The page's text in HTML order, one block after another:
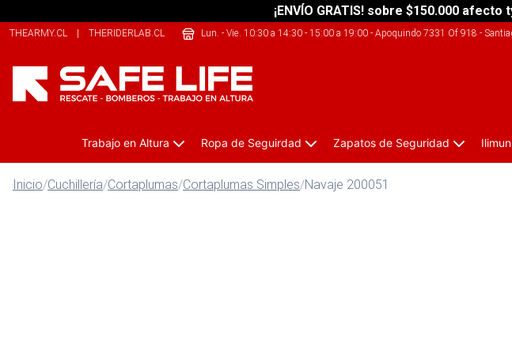
¡ENVÍO GRATIS! sobre $150.000
THEARMY.CL | THERIDERLAB.CL |SHERPALIFE.CL
Lun. - Vie. 10:30 a 14:30 - 15:00 a 19:00- Apoquindo 7331 Of 918 -
Trabajo en Altura Ropa de Seguirdad Zapatos de Seguridad
Inicio/Cuchillería/Cortaplumas/Cortaplumas Simples/Navaje 200051